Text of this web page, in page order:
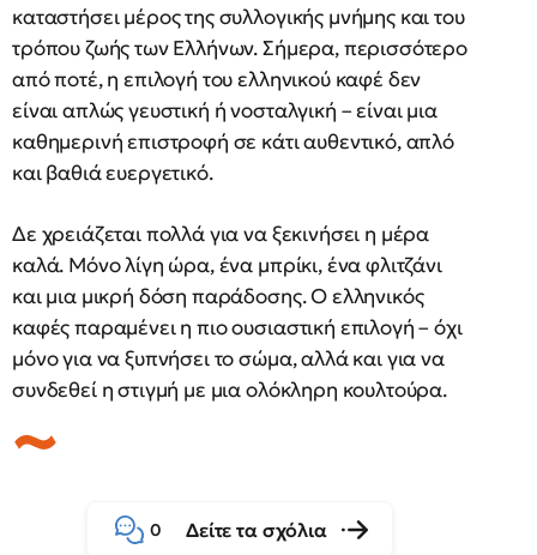
καταστήσει μέρος της συλλογικής μνήμης και του
τρόπου ζωής των Ελλήνων. Σήμερα, περισσότερο
από ποτέ, η επιλογή του ελληνικού καφέ δεν
είναι απλώς γευστική ή νοσταλγική – είναι μια
καθημερινή επιστροφή σε κάτι αυθεντικό, απλό
και βαθιά ευεργετικό.
Δε χρειάζεται πολλά για να ξεκινήσει η μέρα
καλά. Μόνο λίγη ώρα, ένα μπρίκι, ένα φλιτζάνι
και μια μικρή δόση παράδοσης. Ο ελληνικός
καφές παραμένει η πιο ουσιαστική επιλογή – όχι
μόνο για να ξυπνήσει το σώμα, αλλά και για να
συνδεθεί η στιγμή με μια ολόκληρη κουλτούρα.
0 Δείτε τα σχόλια